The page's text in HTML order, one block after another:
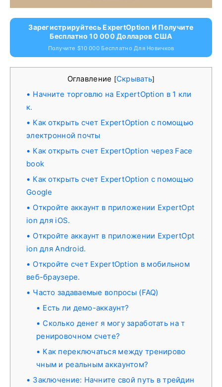
Зарегистрируйтесь ExpertOption И Получите
Бесплатно 10 000 Долларов США
Получите $10 000 Бесплатно Для Новичков
Оглавление [Скрывать]
Начните торговлю на ExpertOption в 1 кли
к.
Как открыть счет ExpertOption с помощью
электронной почты
Как открыть счет ExpertOption через Face
book
Как открыть счет ExpertOption с помощью
Google
Откройте аккаунт в приложении ExpertOpt
ion для iOS.
Откройте аккаунт в приложении ExpertOpt
ion для Android.
Откройте счет ExpertOption в мобильном
веб-браузере.
Часто задаваемые вопросы (FAQ)
Есть ли демо-аккаунт?
Сколько денег я могу заработать на т
ренировочном счете?
Как переключаться между тренирово
чным и реальным аккаунтом?
Заключение: Начните свой путь в трейдин